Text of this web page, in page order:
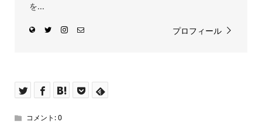
を...
プロフィール
コメント:0